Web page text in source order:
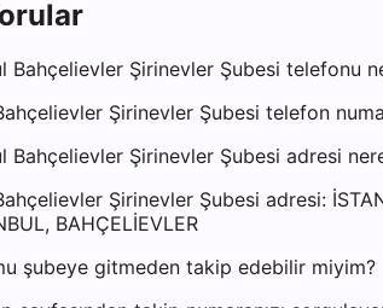
Bahçelievler Şirinevler Şubesi telefonu
Şirinevler Şubesi telefon
Bahçelievler Şirinevler Şubesi adresi
Şirinevler Şubesi adresi:
BAHÇELİEVLER
şubeye gitmeden takip edebilir miyim?